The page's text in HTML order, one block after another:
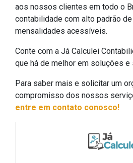
aos nossos clientes em todo o
contabilidade com alto padrão
mensalidades acessíveis.
Conte com a Já Calculei
que há de melhor em soluções
Para saber mais e solicitar um
compromisso dos nossos
entre em contato conosco!